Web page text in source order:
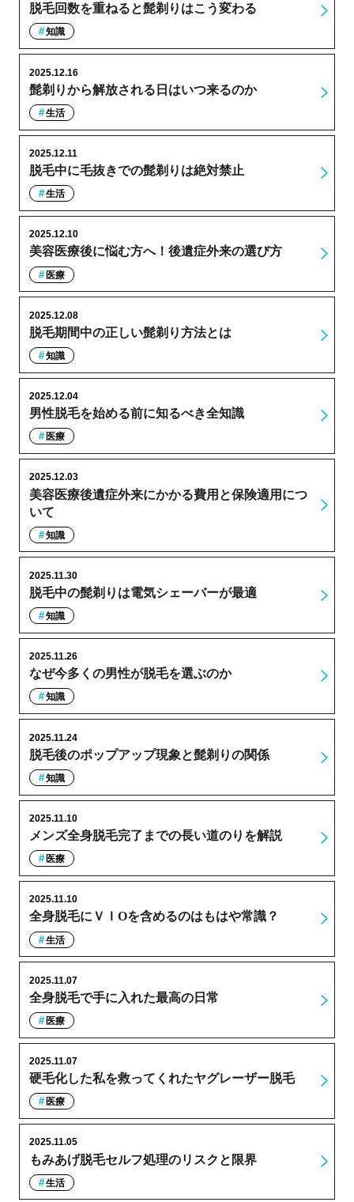
脱毛回数を重ねると髭剃りはこう変わる
知識
髭剃りから解放される日はいつ来るのか
2025.12.16
生活
脱毛中に毛抜きでの髭剃りは絶対禁止
2025.12.11
生活
美容医療後に悩む方へ！後遺症外来の選び方
2025.12.10
医療
脱毛期間中の正しい髭剃り方法とは
2025.12.08
知識
男性脱毛を始める前に知るべき全知識
2025.12.04
医療
美容医療後遺症外来にかかる費用と保険適用につ
いて
2025.12.03
知識
脱毛中の髭剃りは電気シェーバーが最適
2025.11.30
知識
なぜ今多くの男性が脱毛を選ぶのか
2025.11.26
知識
脱毛後のポップアップ現象と髭剃りの関係
2025.11.24
知識
メンズ全身脱毛完了までの長い道のりを解説
2025.11.10
医療
全身脱毛にＶＩОを含めるのはもはや常識？
2025.11.10
生活
全身脱毛で手に入れた最高の日常
2025.11.07
医療
硬毛化した私を救ってくれたヤグレーザー脱毛
2025.11.07
医療
もみあげ脱毛セルフ処理のリスクと限界
2025.11.05
生活